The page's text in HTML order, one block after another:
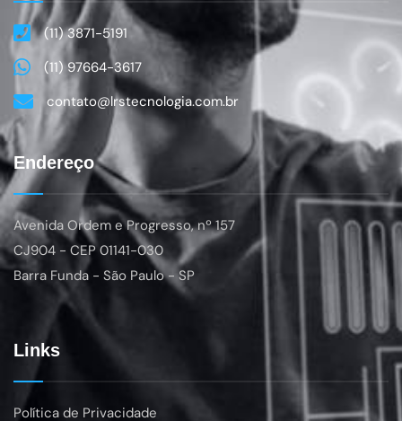
(11) 3871-5191
(11) 97664-3617
contato@lrstecnologia.com.br
Endereço
Avenida Ordem e Progresso, nº 157
CJ904 - CEP 01141-030
Barra Funda - São Paulo - SP
Links
Política de Privacidade